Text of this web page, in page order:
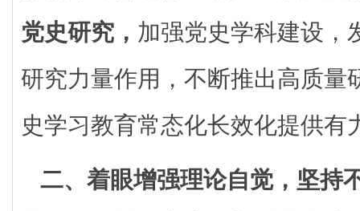
党史研究， 加强党史学科建设，
研究力量作用，不断推出高质量
史学习教育常态化长效化提供有
二、着眼增强理论自觉，坚持